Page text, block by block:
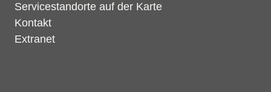
Servicestandorte auf der Karte
Kontakt
Extranet